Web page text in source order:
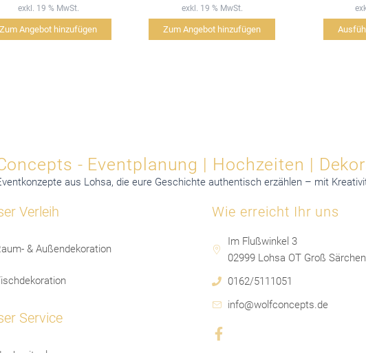
exkl. 19 % MwSt.
Zum Angebot hinzufügen
exkl. 19 % MwSt.
Zum Angebot hinzufügen
- Eventplanung | Hochzeiten |
aus Lohsa, die eure Geschichte authentisch erzählen – mit
Verleih
& Außendekoration
Service
Wie erreicht Ihr uns
Im Flußwinkel 3
02999 Lohsa OT Groß Särchen
0162/5111051
info@wolfconcepts.de
F